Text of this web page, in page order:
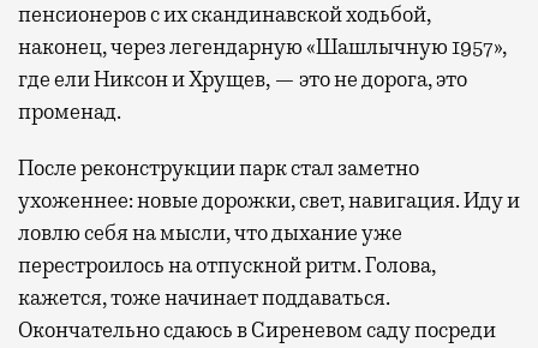
пенсионеров с их скандинавской ходьбой,
наконец, через легендарную «Шашлычную 1957»,
где ели Никсон и Хрущев, — это не дорога, это
променад.
После реконструкции парк стал заметно
ухоженнее: новые дорожки, свет, навигация. Иду и
ловлю себя на мысли, что дыхание уже
перестроилось на отпускной ритм. Голова,
кажется, тоже начинает поддаваться.
Окончательно сдаюсь в Сиреневом саду посреди